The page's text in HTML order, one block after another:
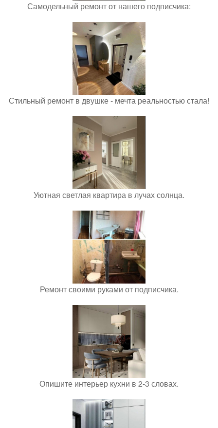
Самодельный ремонт от нашего подписчика:
Стильный ремонт в двушке - мечта реальностью стала!
Уютная светлая квартира в лучах солнца.
Ремонт своими руками от подписчика.
Опишите интерьер кухни в 2-3 словах.